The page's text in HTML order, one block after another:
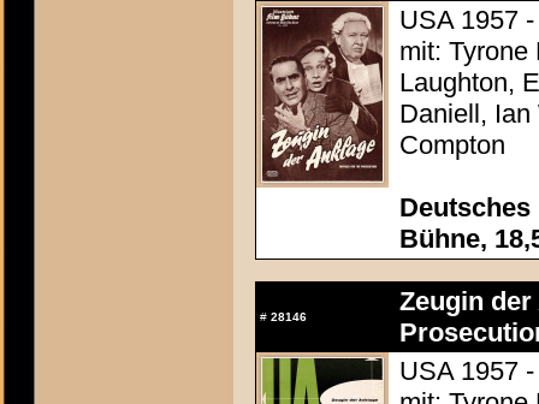
USA 1957
mit: Tyrone
Laughton,
Daniell, Ian
Compton
Bühne,
# 28146
Zeugin
USA 1957